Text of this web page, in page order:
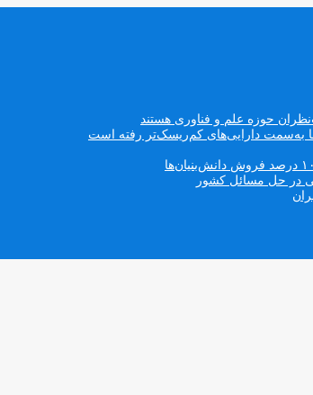
حوزه علم و فناوری هستند
به‌سمت دارایی‌های کم‌ریسک‌تر رفته است
در حل مسائل کشور